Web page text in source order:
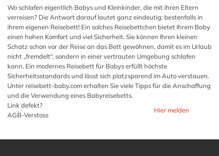
Wo schlafen eigentlich Babys und Kleinkinder, die mit ihren Eltern
verreisen? Die Antwort darauf lautet ganz eindeutig: bestenfalls in
ihrem eigenen Reisebett! Ein solches Reisebettchen bietet Ihrem Baby
einen hohen Komfort und viel Sicherheit. Sie können Ihren kleinen
Schatz schon vor der Reise an das Bett gewöhnen, damit es im Urlaub
nicht „fremdelt“, sondern in einer vertrauten Umgebung schlafen
kann. Ein modernes Reisebett für Babys erfüllt höchste
Sicherheitsstandards und lässt sich platzsparend im Auto verstauen.
Unter reisebett-baby.com erhalten Sie viele Tipps für die Anschaffung
und die Verwendung eines Babyreisebetts.
Link defekt?
AGB-Verstoss
Hier melden